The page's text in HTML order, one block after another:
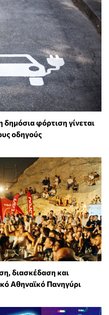
φόρτιση γίνεται
οδηγούς
διασκέδαση και
Αθηναϊκό Πανηγύρι